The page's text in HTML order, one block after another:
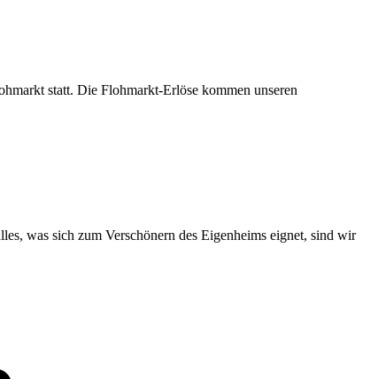
statt. Die Flohmarkt-Erlöse kommen unseren
was sich zum Verschönern des Eigenheims eignet, sind wir